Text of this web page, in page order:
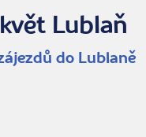
Lublaň
do Lublaně